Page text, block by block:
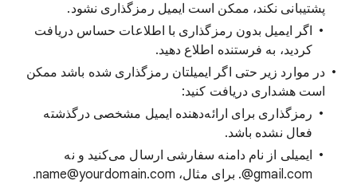
پشتیبانی نکند، ممکن است ایمیل رمزگذاری نشود.
اگر ایمیل بدون رمزگذاری با اطلاعات حساس دریافت
کردید، به فرستنده اطلاع دهید.
در موارد زیر حتی اگر ایمیلتان رمزگذاری شده باشد ممکن
است هشداری دریافت کنید:
رمزگذاری برای ارائه‌دهنده ایمیل مشخصی درگذشته
فعال نشده باشد.
ایمیلی از نام دامنه سفارشی ارسال می‌کنید و نه
‎@gmail.com. برای مثال، name@yourdomain.com.